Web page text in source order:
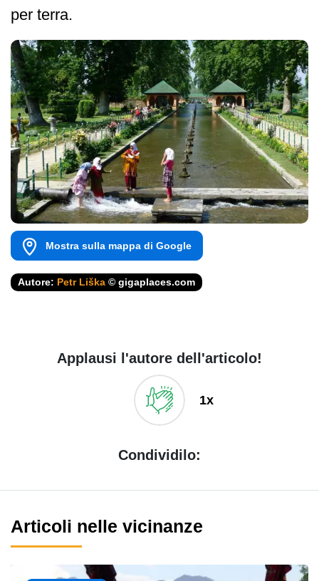
per terra.
Mostra sulla mappa di Google
Autore: Petr Liška © gigaplaces.com
Applausi l'autore dell'articolo!
1x
Condividilo:
Articoli nelle vicinanze